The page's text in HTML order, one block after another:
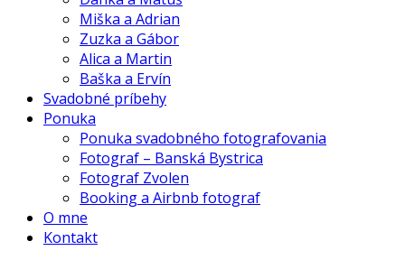
Miška a Adrian
Zuzka a Gábor
Alica a Martin
Baška a Ervín
Svadobné príbehy
Ponuka
Ponuka svadobného fotografovania
Fotograf – Banská Bystrica
Fotograf Zvolen
Booking a Airbnb fotograf
O mne
Kontakt